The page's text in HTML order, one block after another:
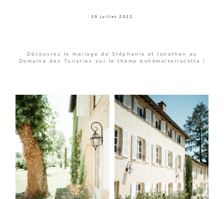
19 juillet 2022
Découvrez le mariage de Stéphanie et Jonathan au
Domaine des Tuileries sur le thème bohème/terracotta !
SERVICES
PORTFOLIO
BLOG
CONTACT